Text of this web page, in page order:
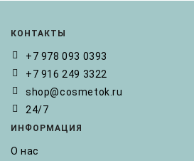
КОНТАКТЫ
+7 978 093 0393
+7 916 249 3322
shop@cosmetok.ru
24/7
ИНФОРМАЦИЯ
О нас